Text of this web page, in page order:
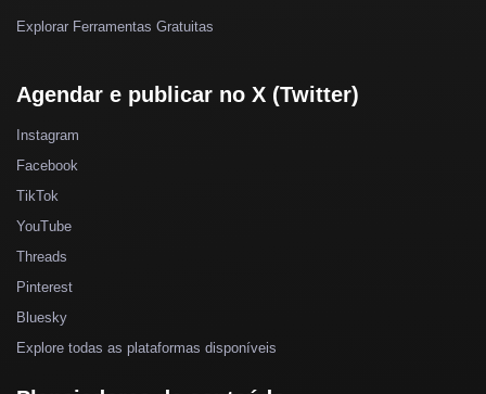
Explorar Ferramentas Gratuitas
Agendar e publicar no X (Twitter)
Instagram
Facebook
TikTok
YouTube
Threads
Pinterest
Bluesky
Explore todas as plataformas disponíveis